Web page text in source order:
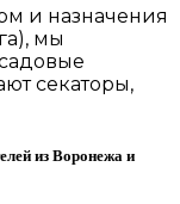
и назначения
мы
секаторы,
из Воронежа и